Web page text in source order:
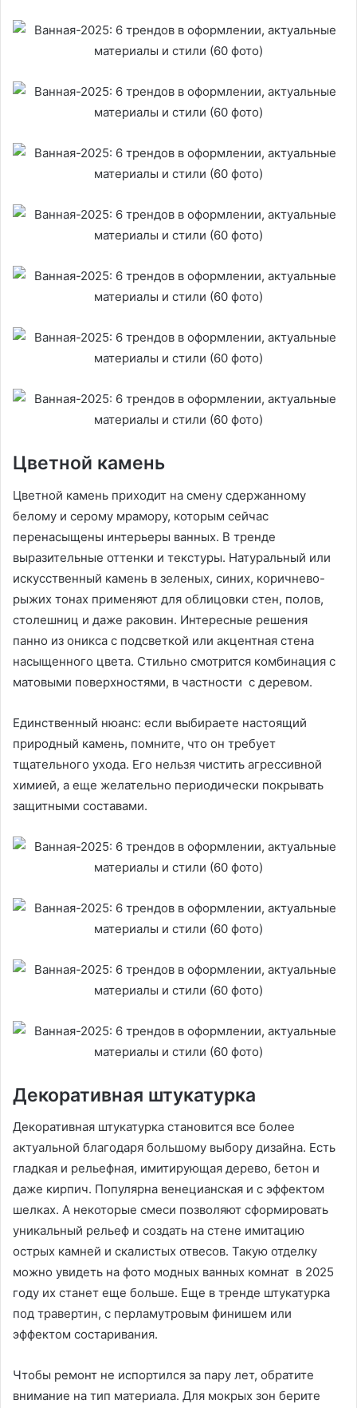
Цветной камень
Цветной камень приходит на смену сдержанному
белому и серому мрамору, которым сейчас
перенасыщены интерьеры ванных. В тренде
выразительные оттенки и текстуры. Натуральный или
искусственный камень в зеленых, синих, коричнево-
рыжих тонах применяют для облицовки стен, полов,
столешниц и даже раковин. Интересные решения
панно из оникса с подсветкой или акцентная стена
насыщенного цвета. Стильно смотрится комбинация с
матовыми поверхностями, в частности с деревом.
Единственный нюанс: если выбираете настоящий
природный камень, помните, что он требует
тщательного ухода. Его нельзя чистить агрессивной
химией, а еще желательно периодически покрывать
защитными составами.
Декоративная штукатурка
Декоративная штукатурка становится все более
актуальной благодаря большому выбору дизайна. Есть
гладкая и рельефная, имитирующая дерево, бетон и
даже кирпич. Популярна венецианская и с эффектом
шелках. А некоторые смеси позволяют сформировать
уникальный рельеф и создать на стене имитацию
острых камней и скалистых отвесов. Такую отделку
можно увидеть на фото модных ванных комнат в 2025
году их станет еще больше. Еще в тренде штукатурка
под травертин, с перламутровым финишем или
эффектом состаривания.
Чтобы ремонт не испортился за пару лет, обратите
внимание на тип материала. Для мокрых зон берите